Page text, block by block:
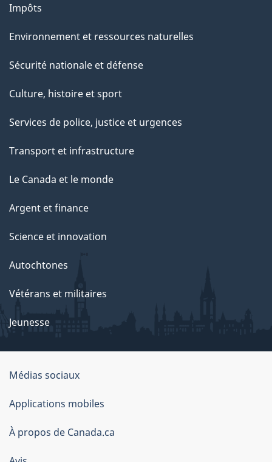
Impôts
Environnement et ressources naturelles
Sécurité nationale et défense
Culture, histoire et sport
Services de police, justice et urgences
Transport et infrastructure
Le Canada et le monde
Argent et finance
Science et innovation
Autochtones
Vétérans et militaires
Jeunesse
À
propos
de
Médias sociaux
Applications mobiles
À propos de Canada.ca